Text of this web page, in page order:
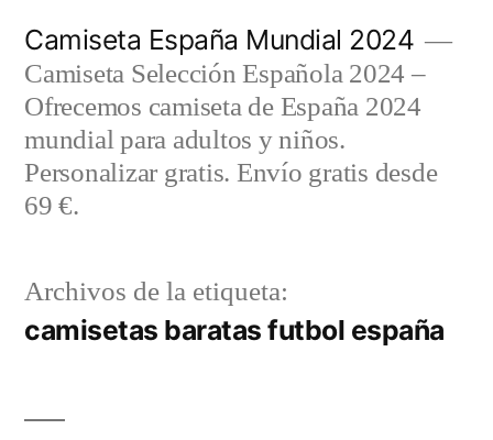
contenido
Camiseta España Mundial 2024
Camiseta Selección Española 2024 –
Ofrecemos camiseta de España 2024
mundial para adultos y niños.
Personalizar gratis. Envío gratis desde
69 €.
Archivos de la etiqueta:
camisetas baratas futbol españa